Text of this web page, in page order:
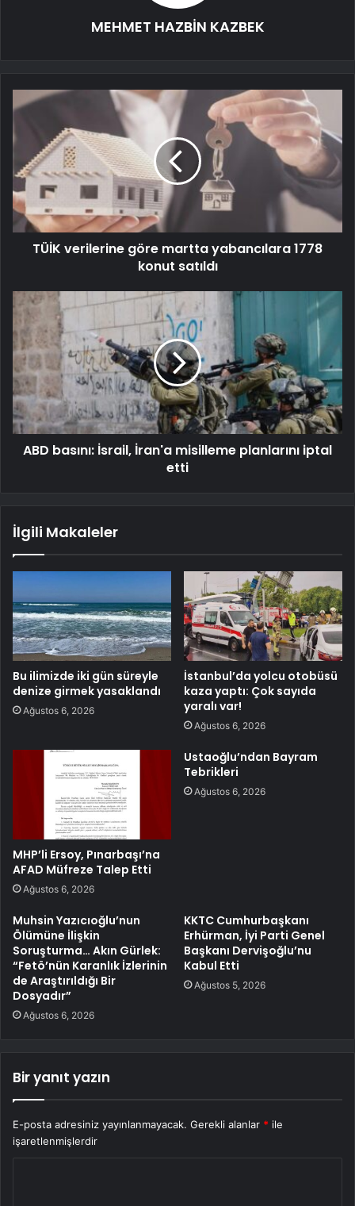
MEHMET HAZBİN KAZBEK
TÜİK verilerine göre martta yabancılara 1778
konut satıldı
ABD basını: İsrail, İran'a misilleme planlarını iptal
etti
İlgili Makaleler
Bu ilimizde iki gün süreyle
denize girmek yasaklandı
Ağustos 6, 2026
İstanbul’da yolcu otobüsü
kaza yaptı: Çok sayıda
yaralı var!
Ağustos 6, 2026
MHP’li Ersoy, Pınarbaşı’na
AFAD Müfreze Talep Etti
Ağustos 6, 2026
Ustaoğlu’ndan Bayram
Tebrikleri
Ağustos 6, 2026
Muhsin Yazıcıoğlu’nun
Ölümüne İlişkin
Soruşturma… Akın Gürlek:
“Fetö’nün Karanlık İzlerinin
de Araştırıldığı Bir
Dosyadır”
Ağustos 6, 2026
KKTC Cumhurbaşkanı
Erhürman, İyi Parti Genel
Başkanı Dervişoğlu’nu
Kabul Etti
Ağustos 5, 2026
Bir yanıt yazın
E-posta adresiniz yayınlanmayacak. Gerekli alanlar * ile
işaretlenmişlerdir